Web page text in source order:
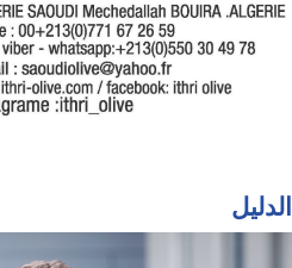
الدليل